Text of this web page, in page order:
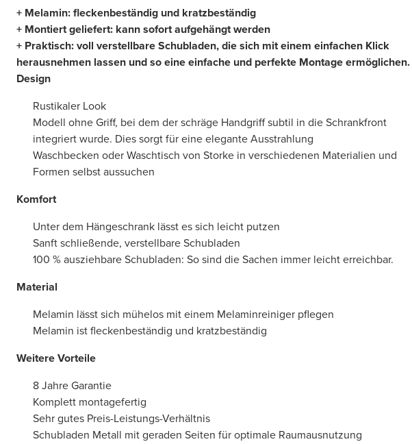
+ Melamin: fleckenbeständig und kratzbeständig
+ Montiert geliefert: kann sofort aufgehängt werden
+ Praktisch: voll verstellbare Schubladen, die sich mit einem einfachen Klick
herausnehmen lassen und so eine einfache und perfekte Montage ermöglichen.
Design
Rustikaler Look
Modell ohne Griff, bei dem der schräge Handgriff subtil in die Schrankfront
integriert wurde. Dies sorgt für eine elegante Ausstrahlung
Waschbecken oder Waschtisch von Storke in verschiedenen Materialien und
Formen selbst aussuchen
Komfort
Unter dem Hängeschrank lässt es sich leicht putzen
Sanft schließende, verstellbare Schubladen
100 % ausziehbare Schubladen: So sind die Sachen immer leicht erreichbar.
Material
Melamin lässt sich mühelos mit einem Melaminreiniger pflegen
Melamin ist fleckenbeständig und kratzbeständig
Weitere Vorteile
8 Jahre Garantie
Komplett montagefertig
Sehr gutes Preis-Leistungs-Verhältnis
Schubladen Metall mit geraden Seiten für optimale Raumausnutzung